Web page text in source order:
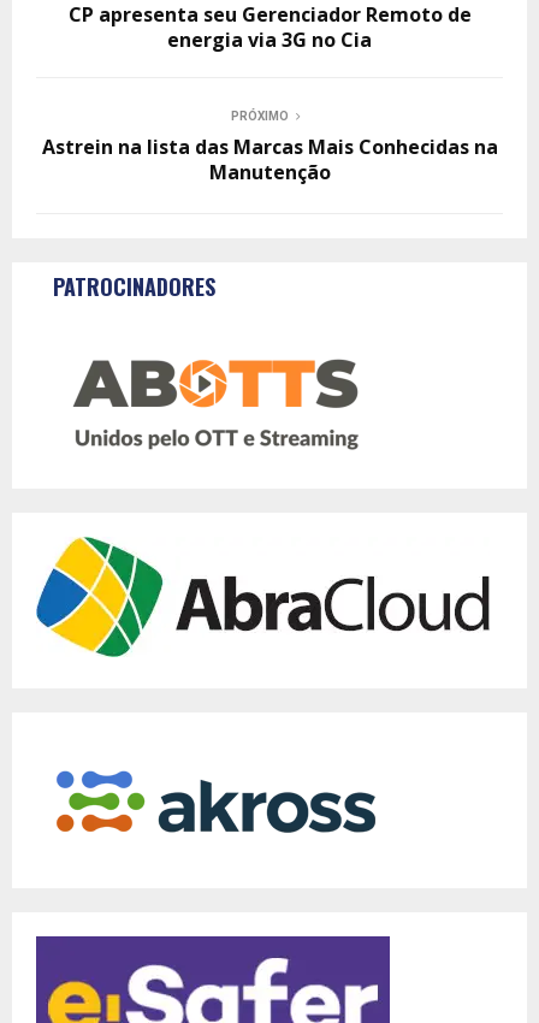
CP apresenta seu Gerenciador Remoto de
energia via 3G no Cia
PRÓXIMO
Astrein na lista das Marcas Mais Conhecidas na
Manutenção
PATROCINADORES